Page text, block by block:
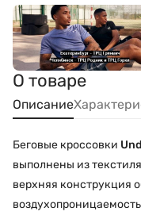
О товаре
Описание
Беговые кроссовки
выполнены из
верхняя конструкция